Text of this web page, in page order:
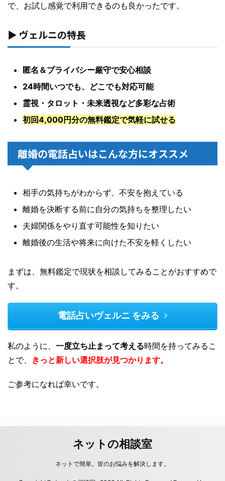
で、お試し感覚で利用できるのも良かったです。
▶ ヴェルニの特長
匿名＆プライバシー厳守で安心相談
24時間いつでも、どこでも対応可能
霊視・タロット・未来透視など多彩な占術
初回4,000円分の無料鑑定で気軽に試せる
離婚の電話占いはこんな方にオススメ
相手の気持ちがわからず、不安を抱えている
離婚を決断する前に自分の気持ちを整理したい
夫婦関係をやり直す可能性を知りたい
離婚後の生活や将来に向けた不安を軽くしたい
まずは、無料鑑定で現状を相談してみることがおすすめで
す。
電話占いヴェルニ をみる
私のように、 一度立ち止まって考える時間を持ってみるこ
とで、 きっと新しい選択肢が見つかります。
ご参考になれば幸いです。
ネットの相談室
ネットで簡単。皆のお悩みを解決します。